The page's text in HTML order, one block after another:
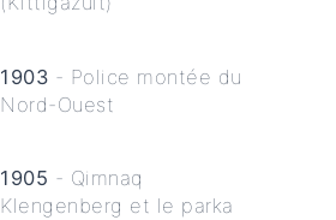
1903 - Police montée du
Nord-Ouest
1905 - Qimnaq
Klengenberg et le parka